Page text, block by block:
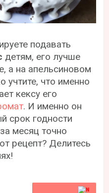
подавать
детям, его лучше
а на апельсиновом
учтите, что именно
кексу его
. И именно он
срок годности
месяц точно
рецепт? Делитесь